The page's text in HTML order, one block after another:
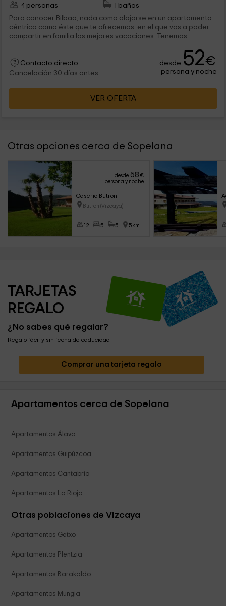
4 personas
1 baños
Para conocer Bilbao, nada como alojarse en un apartamento
céntrico como éste que te ofrecemos, en el que vas a poder
compartir en familia las mejores vacaciones. Tenemos
que puedas imaginar, contando con estancias amplias y
buenas vistas desde su balcón.
Contacto directo
Cancelación 30 días antes
desde 52€
persona y noche
VER OFERTA
Otras opciones cerca de Sopelana
desde 58€
persona y noche
Caserio Butron
Butron (Vizcaya)
12 5 5 5km
TARJETAS
REGALO
¿No sabes qué regalar?
Regalo fácil y sin fecha de caducidad
Comprar una tarjeta regalo
Apartamentos cerca de Sopelana
Apartamentos Álava
Apartamentos Guipúzcoa
Apartamentos Cantabria
Apartamentos La Rioja
Otras poblaciones de Vizcaya
Apartamentos Getxo
Apartamentos Plentzia
Apartamentos Barakaldo
Apartamentos Mungia